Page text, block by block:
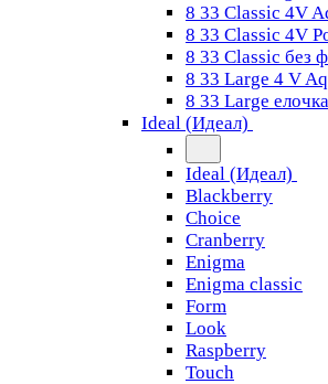
8 33 Classic 4V
8 33 Classic 4V
8 33 Classic без
8 33 Large 4 V
8 33 Large елочка
Ideal (Идеал)
Ideal (Идеал)
Blackberry
Choice
Cranberry
Enigma
Enigma classic
Form
Look
Raspberry
Touch